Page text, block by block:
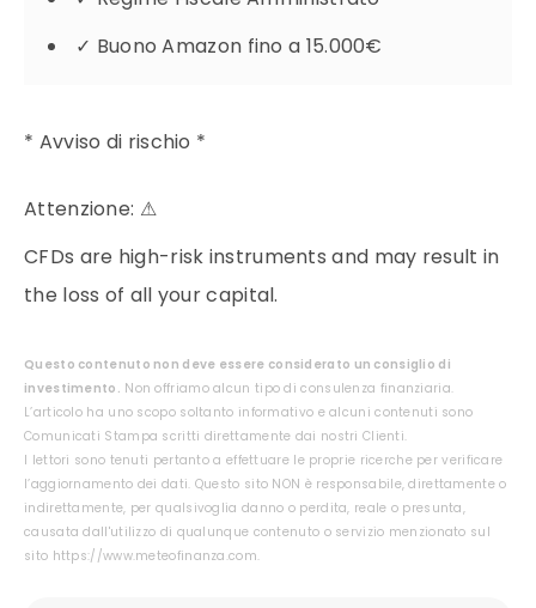
✓ Buono Amazon fino a 15.000€
* Avviso di rischio *
Attenzione: ⚠
CFDs are high-risk instruments and may result in
the loss of all your capital.
Questo contenuto non deve essere considerato un consiglio di
investimento. Non offriamo alcun tipo di consulenza finanziaria.
L’articolo ha uno scopo soltanto informativo e alcuni contenuti sono
Comunicati Stampa scritti direttamente dai nostri Clienti.
I lettori sono tenuti pertanto a effettuare le proprie ricerche per verificare
l’aggiornamento dei dati. Questo sito NON è responsabile, direttamente o
indirettamente, per qualsivoglia danno o perdita, reale o presunta,
causata dall'utilizzo di qualunque contenuto o servizio menzionato sul
sito https://www.meteofinanza.com.